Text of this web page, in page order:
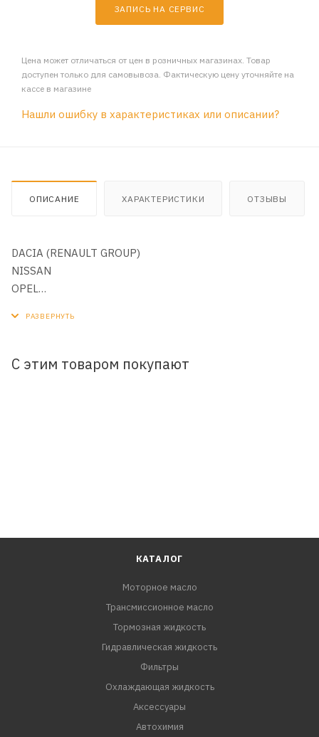
ЗАПИСЬ НА СЕРВИС
Цена может отличаться от цен в розничных магазинах. Товар
доступен только для самовывоза. Фактическую цену уточняйте на
кассе в магазине
Нашли ошибку в характеристиках или описании?
ОПИСАНИЕ ХАРАКТЕРИСТИКИ ОТЗЫВЫ
DACIA (RENAULT GROUP)
NISSAN
OPEL
VAUXHALL-BEDFORD (LCV)
С этим товаром покупают
КАТАЛОГ
Моторное масло
Трансмиссионное масло
Тормозная жидкость
Гидравлическая жидкость
Фильтры
Охлаждающая жидкость
Аксессуары
Автохимия